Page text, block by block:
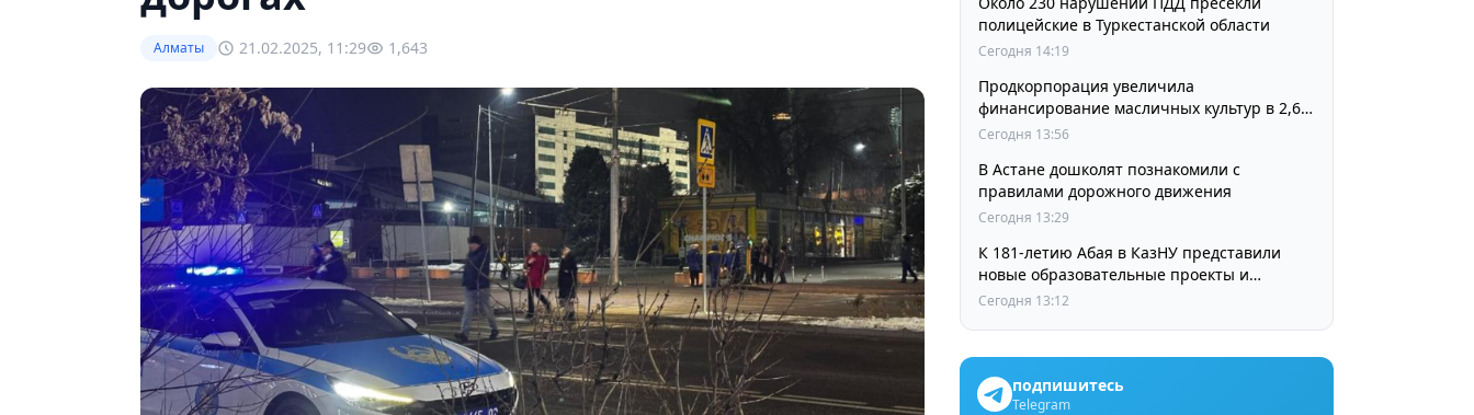
Алматы 21.02.2025, 11:29 1,643
полицейские в Туркестанской области
Сегодня 14:19
Продкорпорация увеличила
финансирование масличных культур в 2,6
раза
Сегодня 13:56
В Астане дошколят познакомили с
правилами дорожного движения
Сегодня 13:29
К 181-летию Абая в КазНУ представили
новые образовательные проекты и
разработки в области абаеведения
Сегодня 13:12
подпишитесь
Telegram